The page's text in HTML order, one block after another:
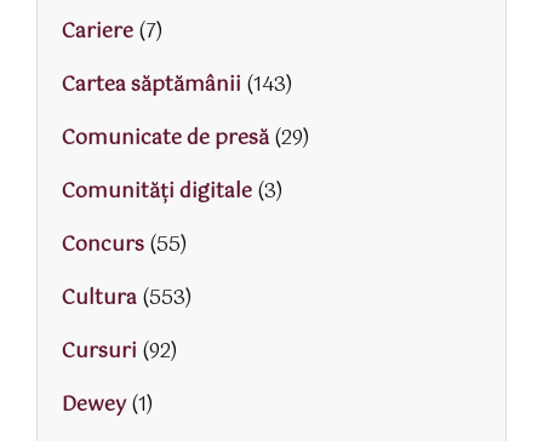
Cariere(7)
Cartea săptămânii (143)
Comunicate de presă(29)
Comunități digitale(3)
Concurs(55)
Cultura(553)
Cursuri (92)
Dewey(1)